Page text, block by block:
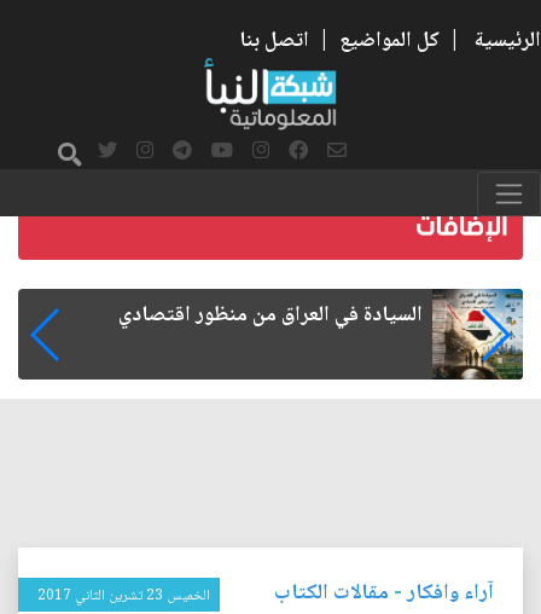
الرئيسية | كل المواضيع | اتصل بنا
ما بعد الأربعين.. كيف اتسعت الزيارة من هويتها
آراء وافكار- مقالات الكتاب الخميس 23 تشرين الثاني 2017